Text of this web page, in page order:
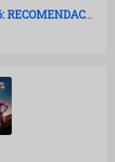
VACACIONES DE INVIERNO 2026: RECOMENDACIONES DE PELÍCULAS PARA IR AL CINE